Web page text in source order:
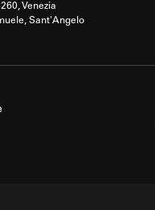
Venezia
Sant'Angelo